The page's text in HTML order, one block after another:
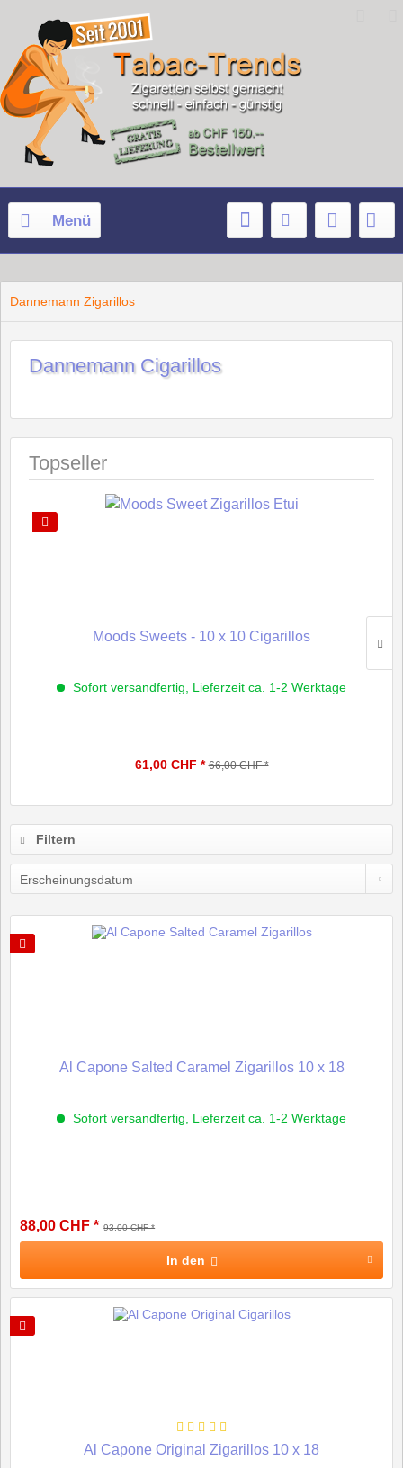
Menü
Dannemann Zigarillos
Dannemann Cigarillos
Topseller
Moods Sweets - 10 x 10 Cigarillos
Sofort versandfertig, Lieferzeit ca. 1-2 Werktage
61,00 CHF * 66,00 CHF *
Filtern
Al Capone Salted Caramel Zigarillos 10 x 18
Sofort versandfertig, Lieferzeit ca. 1-2 Werktage
93,00 CHF *
88,00 CHF *
In den
Al Capone Original Zigarillos 10 x 18